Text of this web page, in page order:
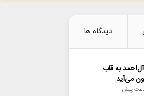
دیدگاه ها
به قاب
می‌آید